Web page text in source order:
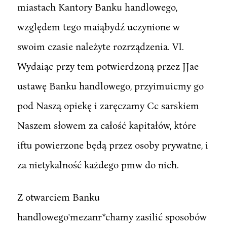
miastach Kantory Banku handlowego,
względem tego maiąbydź uczynione w
swoim czasie należyte rozrządzenia. VI.
Wydaiąc przy tem potwierdzoną przez JJae
ustawę Banku handlowego, przyimuicmy go
pod Naszą opiekę i zaręczamy Cc sarskiem
Naszem słowem za całość kapitałów, które
iftu powierzone będą przez osoby prywatne, i
za nietykalność każdego pmw do nich.
Z otwarciem Banku
handlowego'mezanr*chamy zasilić sposobów